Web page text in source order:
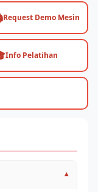
Request Demo Mesin
Info Pelatihan
▾